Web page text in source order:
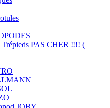
PAS CHER !!!! (
JOBY